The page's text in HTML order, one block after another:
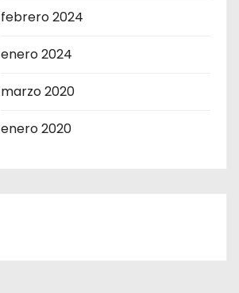
febrero 2024
enero 2024
marzo 2020
enero 2020